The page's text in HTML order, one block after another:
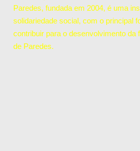
Paredes, fundada em 2004, é uma
solidariedade social, com o principal
contribuir para o desenvolvimento da
de Paredes.